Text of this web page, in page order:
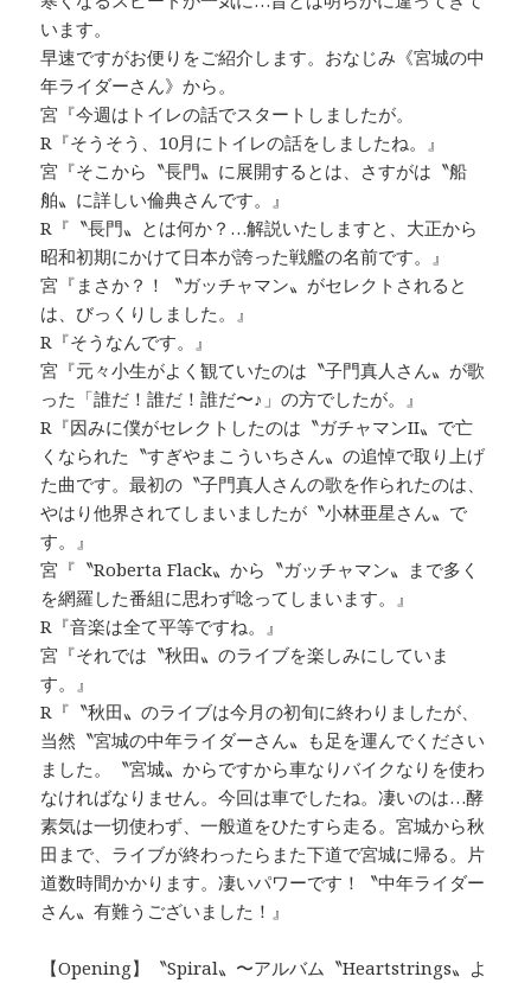
います。
早速ですがお便りをご紹介します。おなじみ《宮城の中
年ライダーさん》から。
宮『今週はトイレの話でスタートしましたが。
R『そうそう、10月にトイレの話をしましたね。』
宮『そこから〝長門〟に展開するとは、さすがは〝船
舶〟に詳しい倫典さんです。』
R『〝長門〟とは何か？…解説いたしますと、大正から
昭和初期にかけて日本が誇った戦艦の名前です。』
宮『まさか？！〝ガッチャマン〟がセレクトされると
は、びっくりしました。』
R『そうなんです。』
宮『元々小生がよく観ていたのは〝子門真人さん〟が歌
った「誰だ！誰だ！誰だ〜♪」の方でしたが。』
R『因みに僕がセレクトしたのは〝ガチャマンII〟で亡
くなられた〝すぎやまこういちさん〟の追悼で取り上げ
た曲です。最初の〝子門真人さんの歌を作られたのは、
やはり他界されてしまいましたが〝小林亜星さん〟で
す。』
宮『〝Roberta Flack〟から〝ガッチャマン〟まで多く
を網羅した番組に思わず唸ってしまいます。』
R『音楽は全て平等ですね。』
宮『それでは〝秋田〟のライブを楽しみにしていま
す。』
R『〝秋田〟のライブは今月の初旬に終わりましたが、
当然〝宮城の中年ライダーさん〟も足を運んでください
ました。〝宮城〟からですから車なりバイクなりを使わ
なければなりません。今回は車でしたね。凄いのは…酵
素気は一切使わず、一般道をひたすら走る。宮城から秋
田まで、ライブが終わったらまた下道で宮城に帰る。片
道数時間かかります。凄いパワーです！〝中年ライダー
さん〟有難うございました！』
【Opening】〝Spiral〟〜アルバム〝Heartstrings〟よ